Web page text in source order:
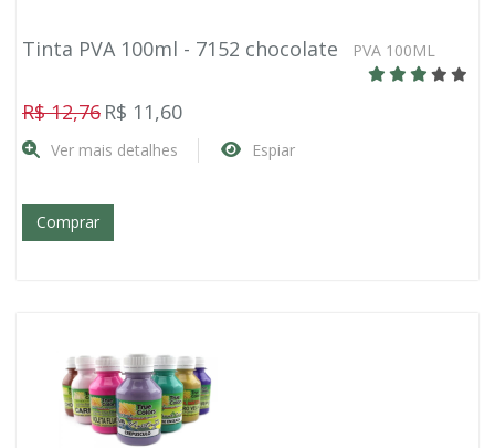
Tinta PVA 100ml - 7152 chocolate PVA 100ML
R$ 12,76 R$ 11,60
Ver mais detalhes Espiar
Comprar